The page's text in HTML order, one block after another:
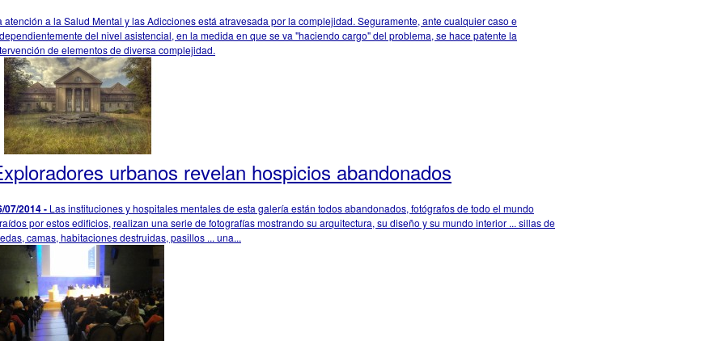
atención a la Salud Mental y las Adicciones está atravesada por la complejidad. Seguramente, ante cualquier caso e
del nivel asistencial, en la medida en que se va "haciendo cargo" del problema, se hace patente la
de elementos de diversa complejidad.
urbanos revelan hospicios abandonados
07/2014 - Las instituciones y hospitales mentales de esta galería están todos abandonados, fotógrafos de todo el mundo
por estos edificios, realizan una serie de fotografías mostrando su arquitectura, su diseño y su mundo interior ... sillas de
camas, habitaciones destruidas, pasillos ... una...